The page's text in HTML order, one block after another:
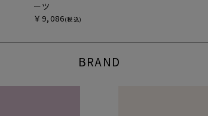
ーツ
￥9,086(税込)
BRAND